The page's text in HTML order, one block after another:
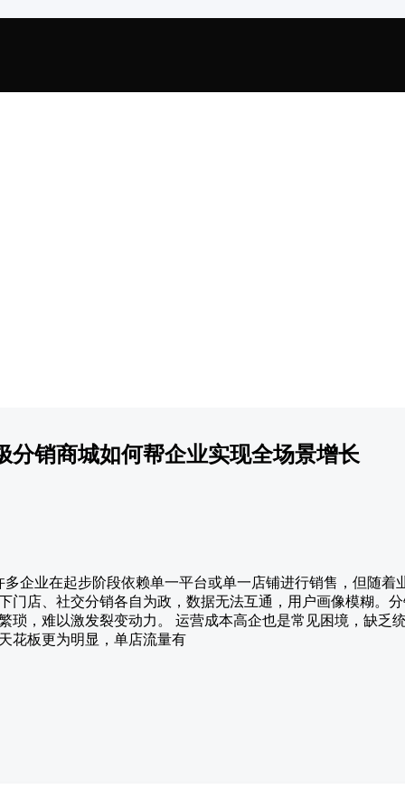
分销商城如何帮企业实现全场景增长
企业在起步阶段依赖单一平台或单一店铺进行销售，但随着
门店、社交分销各自为政，数据无法互通，用户画像模糊。
琐，难以激发裂变动力。 运营成本高企也是常见困境，缺乏
花板更为明显，单店流量有